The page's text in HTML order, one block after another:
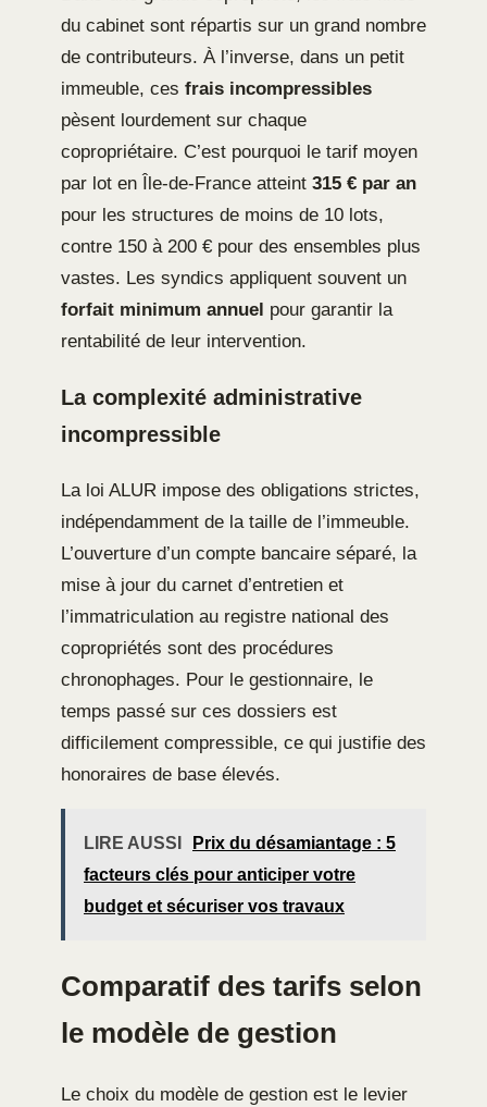
du cabinet sont répartis sur un grand nombre
de contributeurs. À l’inverse, dans un petit
immeuble, ces frais incompressibles
pèsent lourdement sur chaque
copropriétaire. C’est pourquoi le tarif moyen
par lot en Île-de-France atteint 315 € par an
pour les structures de moins de 10 lots,
contre 150 à 200 € pour des ensembles plus
vastes. Les syndics appliquent souvent un
forfait minimum annuel pour garantir la
rentabilité de leur intervention.
La complexité administrative
incompressible
La loi ALUR impose des obligations strictes,
indépendamment de la taille de l’immeuble.
L’ouverture d’un compte bancaire séparé, la
mise à jour du carnet d’entretien et
l’immatriculation au registre national des
copropriétés sont des procédures
chronophages. Pour le gestionnaire, le
temps passé sur ces dossiers est
difficilement compressible, ce qui justifie des
honoraires de base élevés.
LIRE AUSSI
Prix du désamiantage : 5
facteurs clés pour anticiper votre
budget et sécuriser vos travaux
Comparatif des tarifs selon
le modèle de gestion
Le choix du modèle de gestion est le levier